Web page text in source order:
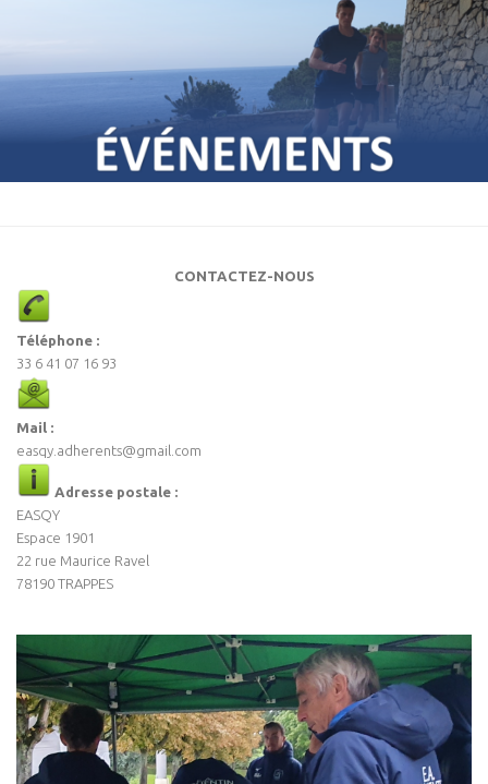
CONTACTEZ-NOUS
Téléphone :
33 6 41 07 16 93
Mail :
easqy.adherents@gmail.com
Adresse postale :
EASQY
Espace 1901
22 rue Maurice Ravel
78190 TRAPPES